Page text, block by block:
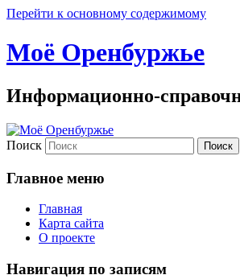
Перейти к основному содержимому
Моё Оренбуржье
Информационно-
Поиск
Главное меню
Главная
Карта сайта
О проекте
Навигация по записям